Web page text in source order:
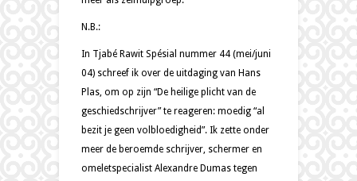
N.B.:
In Tjabé Rawit Spésial nummer 44 (mei/juni
04) schreef ik over de uitdaging van Hans
Plas, om op zijn “De heilige plicht van de
geschiedschrijver” te reageren: moedig “al
bezit je geen volbloedigheid”. Ik zette onder
meer de beroemde schrijver, schermer en
omeletspecialist Alexandre Dumas tegen